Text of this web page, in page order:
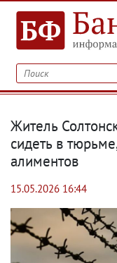
Житель
сидеть в
алиментов
15.05.2026 16:44